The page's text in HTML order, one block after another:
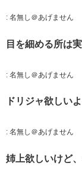
: 名無し＠あげません
目を細める所は
: 名無し＠あげません
ドリジャ欲しい
: 名無し＠あげません
姉上欲しいけど